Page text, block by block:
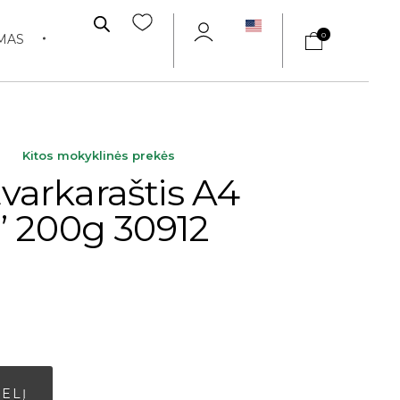
0
Kitos mokyklinės prekės
A4
200g 30912